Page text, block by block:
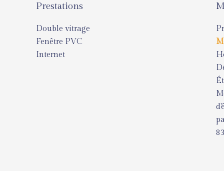
Prestations
Double vitrage
Fenêtre PVC
Internet